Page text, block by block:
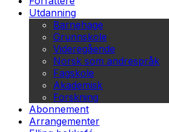
Utdanning
Barnehage
Grunnskole
Videregående
Norsk som andrespråk
Fagskole
Akademisk
Forskning
Abonnement
Arrangementer